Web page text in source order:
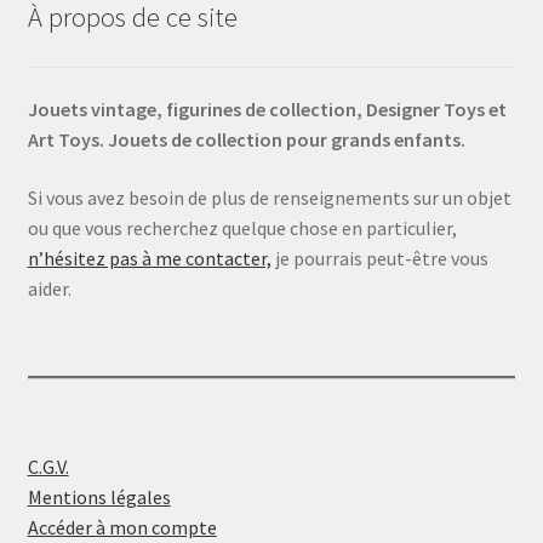
À propos de ce site
Jouets vintage, figurines de collection, Designer Toys et
Art Toys. Jouets de collection pour grands enfants.
Si vous avez besoin de plus de renseignements sur un objet
ou que vous recherchez quelque chose en particulier,
n’hésitez pas à me contacter, je pourrais peut-être vous
aider.
C.G.V.
Mentions légales
Accéder à mon compte